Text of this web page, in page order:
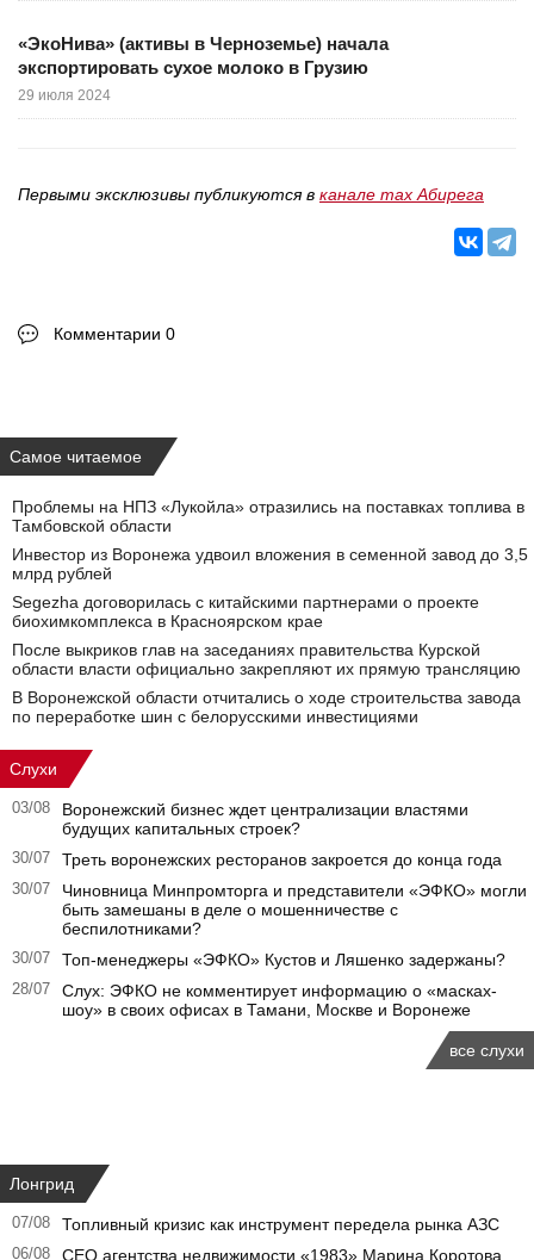
«ЭкоНива» (активы в Черноземье) начала
экспортировать сухое молоко в Грузию
29 июля 2024
Первыми эксклюзивы публикуются в канале max Абирега
Комментарии 0
Самое читаемое
Проблемы на НПЗ «Лукойла» отразились на поставках топлива в
Тамбовской области
Инвестор из Воронежа удвоил вложения в семенной завод до 3,5
млрд рублей
Segezha договорилась с китайскими партнерами о проекте
биохимкомплекса в Красноярском крае
После выкриков глав на заседаниях правительства Курской
области власти официально закрепляют их прямую трансляцию
В Воронежской области отчитались о ходе строительства завода
по переработке шин с белорусскими инвестициями
Слухи
03/08
Воронежский бизнес ждет централизации властями
будущих капитальных строек?
30/07 Треть воронежских ресторанов закроется до конца года
30/07
Чиновница Минпромторга и представители «ЭФКО» могли
быть замешаны в деле о мошенничестве с
беспилотниками?
30/07 Топ-менеджеры «ЭФКО» Кустов и Ляшенко задержаны?
28/07
Слух: ЭФКО не комментирует информацию о «масках-
шоу» в своих офисах в Тамани, Москве и Воронеже
все слухи
Лонгрид
07/08 Топливный кризис как инструмент передела рынка АЗС
06/08
CEO агентства недвижимости «1983» Марина Коротова